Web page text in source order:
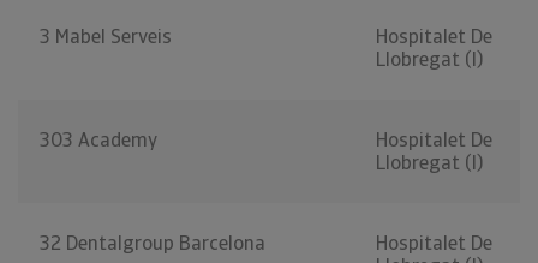
3 Mabel Serveis
Hospitalet De
Llobregat (l)
303 Academy
Hospitalet De
Llobregat (l)
32 Dentalgroup Barcelona
Hospitalet De